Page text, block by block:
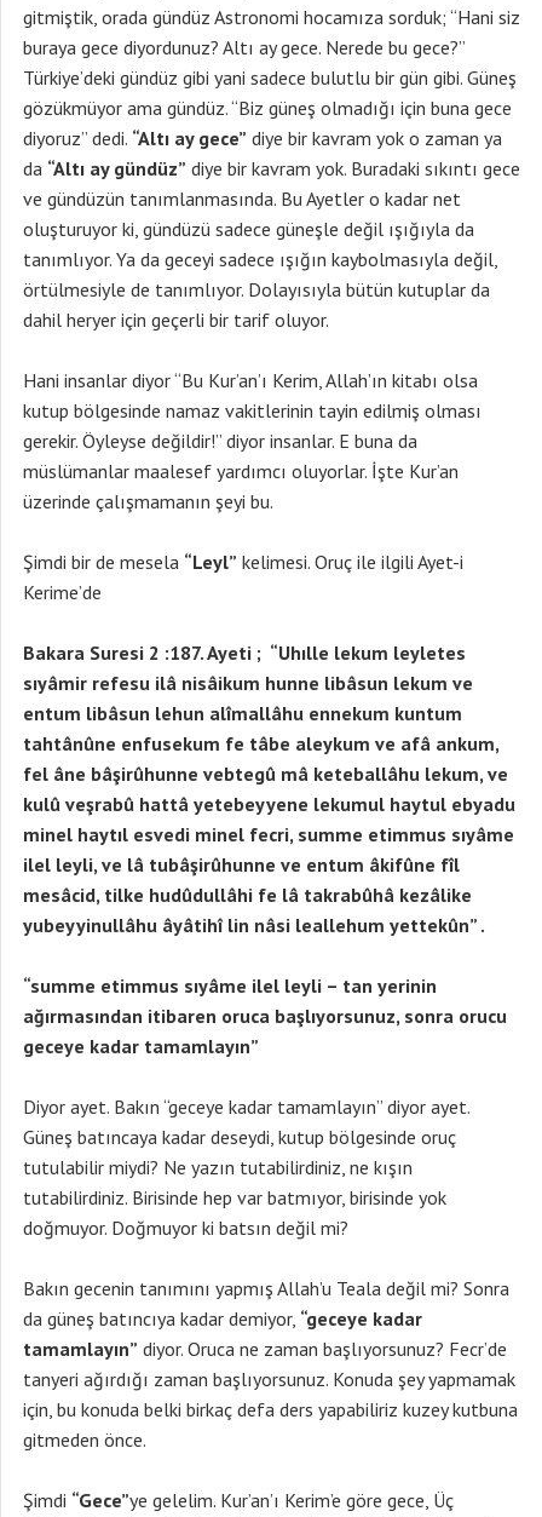
gitmiştik, orada gündüz Astronomi hocamıza sorduk; “Hani siz
buraya gece diyordunuz? Altı ay gece. Nerede bu gece?”
Türkiye’deki gündüz gibi yani sadece bulutlu bir gün gibi. Güneş
gözükmüyor ama gündüz. “Biz güneş olmadığı için buna gece
diyoruz” dedi. “Altı ay gece” diye bir kavram yok o zaman ya
da “Altı ay gündüz” diye bir kavram yok. Buradaki sıkıntı gece
ve gündüzün tanımlanmasında. Bu Ayetler o kadar net
oluşturuyor ki, gündüzü sadece güneşle değil ışığıyla da
tanımlıyor. Ya da geceyi sadece ışığın kaybolmasıyla değil,
örtülmesiyle de tanımlıyor. Dolayısıyla bütün kutuplar da
dahil heryer için geçerli bir tarif oluyor.
Hani insanlar diyor “Bu Kur’an’ı Kerim, Allah’ın kitabı olsa
kutup bölgesinde namaz vakitlerinin tayin edilmiş olması
gerekir. Öyleyse değildir!” diyor insanlar. E buna da
müslümanlar maalesef yardımcı oluyorlar. İşte Kur’an
üzerinde çalışmamanın şeyi bu.
Şimdi bir de mesela “Leyl” kelimesi. Oruç ile ilgili Ayet-i
Kerime’de
Bakara Suresi 2 :187. Ayeti ; “Uhılle lekum leyletes
sıyâmir refesu ilâ nisâikum hunne libâsun lekum ve
entum libâsun lehun alîmallâhu ennekum kuntum
tahtânûne enfusekum fe tâbe aleykum ve afâ ankum,
fel âne bâşirûhunne vebtegû mâ keteballâhu lekum, ve
kulû veşrabû hattâ yetebeyyene lekumul haytul ebyadu
minel haytıl esvedi minel fecri, summe etimmus sıyâme
ilel leyli, ve lâ tubâşirûhunne ve entum âkifûne fîl
mesâcid, tilke hudûdullâhi fe lâ takrabûhâ kezâlike
yubeyyinullâhu âyâtihî lin nâsi leallehum yettekûn” .
“summe etimmus sıyâme ilel leyli – tan yerinin
ağırmasından itibaren oruca başlıyorsunuz, sonra orucu
geceye kadar tamamlayın”
Diyor ayet. Bakın “geceye kadar tamamlayın” diyor ayet.
Güneş batıncaya kadar deseydi, kutup bölgesinde oruç
tutulabilir miydi? Ne yazın tutabilirdiniz, ne kışın
tutabilirdiniz. Birisinde hep var batmıyor, birisinde yok
doğmuyor. Doğmuyor ki batsın değil mi?
Bakın gecenin tanımını yapmış Allah’u Teala değil mi? Sonra
da güneş batıncıya kadar demiyor, “geceye kadar
tamamlayın” diyor. Oruca ne zaman başlıyorsunuz? Fecr’de
tanyeri ağırdığı zaman başlıyorsunuz. Konuda şey yapmamak
için, bu konuda belki birkaç defa ders yapabiliriz kuzey kutbuna
gitmeden önce.
Şimdi “Gece”ye gelelim. Kur’an’ı Kerim’e göre gece, Üç